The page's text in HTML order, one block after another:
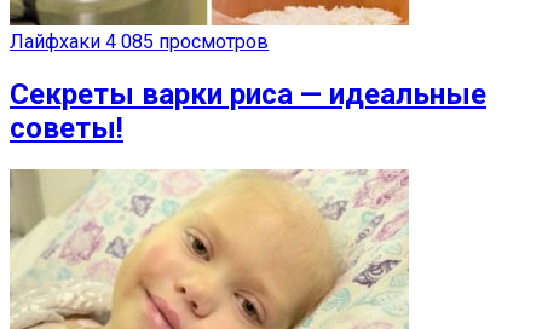
Лайфхаки 4 085 просмотров
Секреты варки риса — идеальные
советы!